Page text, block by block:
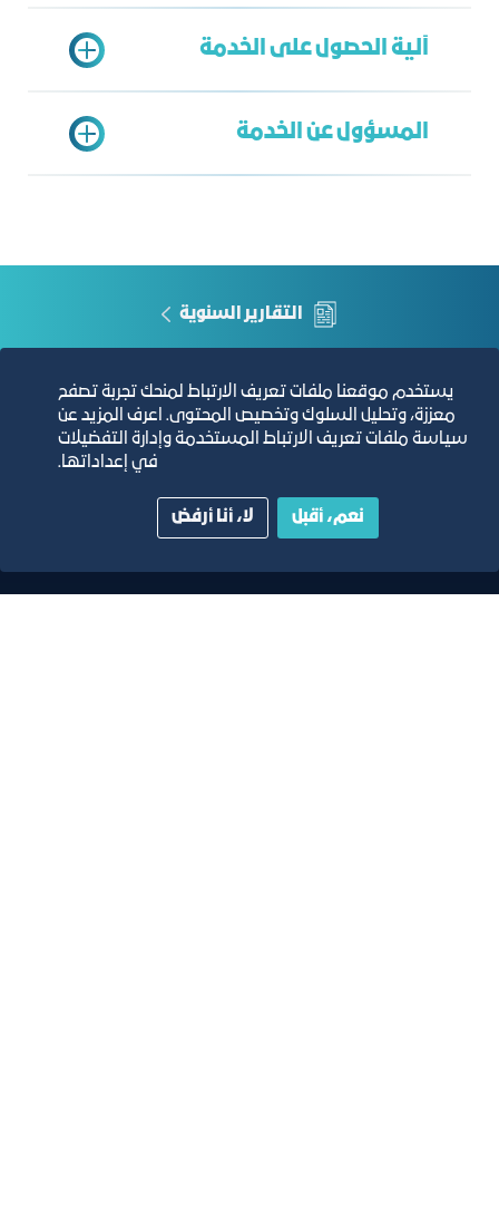
آلية الحصول على الخدمة
المسؤول عن الخدمة
nedaab@jcci.org.sa
التقارير السنوية
مجلة التجارة الإلكترونية
دليل الصفحات الزرقاء
يستخدم موقعنا ملفات تعريف الارتباط لمنحك تجربة تصفح
معززة، وتحليل السلوك وتخصيص المحتوى. اعرف المزيد عن
سياسة ملفات تعريف الارتباط المستخدمة وإدارة التفضيلات
في إعداداتها.
نعم، أقبل لا، أنا أرفض